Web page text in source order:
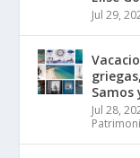
Jul 29,
Samos
Jul 28,